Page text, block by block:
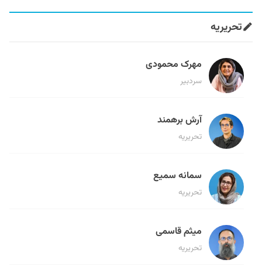
تحریریه
مهرک محمودی
سردبیر
آرش برهمند
تحریریه
سمانه سمیع
تحریریه
میثم قاسمی
تحریریه